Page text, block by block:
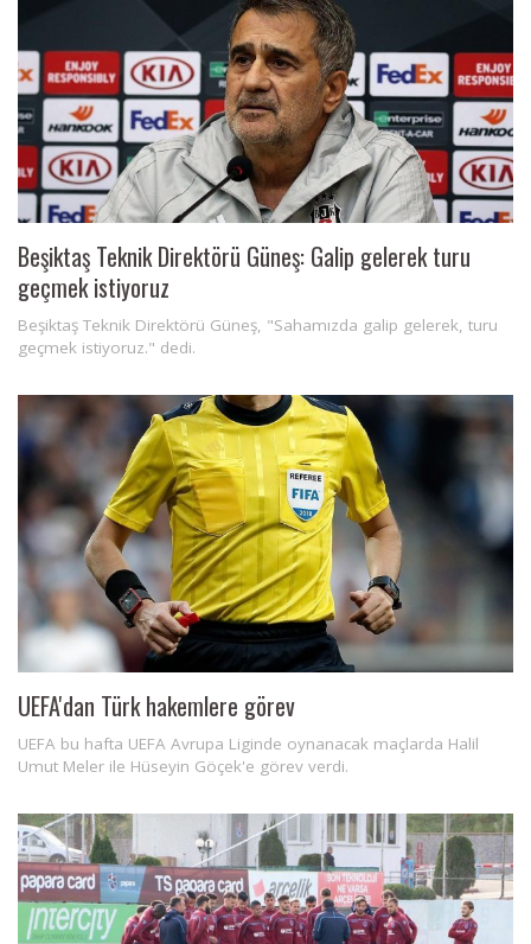
Beşiktaş Teknik Direktörü Güneş: Galip gelerek turu
geçmek istiyoruz
Beşiktaş Teknik Direktörü Güneş, "Sahamızda galip gelerek, turu
geçmek istiyoruz." dedi.
UEFA'dan Türk hakemlere görev
UEFA bu hafta UEFA Avrupa Liginde oynanacak maçlarda Halil
Umut Meler ile Hüseyin Göçek'e görev verdi.